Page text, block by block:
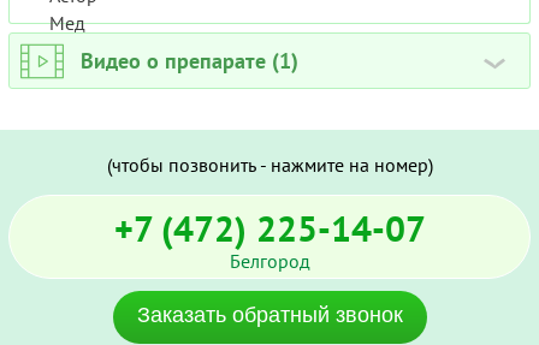
Видео о препарате (1) ›
(чтобы позвонить - нажмите на номер)
+7 (472) 225-14-07
Белгород
Заказать обратный звонок